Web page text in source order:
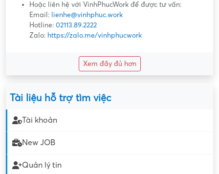
Hoặc liên hệ với VinhPhucWork để được tư vấn:
Email: lienhe@vinhphuc.work
Hotline: 02113.89.2222
Zalo: https://zalo.me/vinhphucwork
Xem đầy đủ hơn
Tài liệu hỗ trợ tìm việc
Tài khoản
New JOB
Quản lý tin